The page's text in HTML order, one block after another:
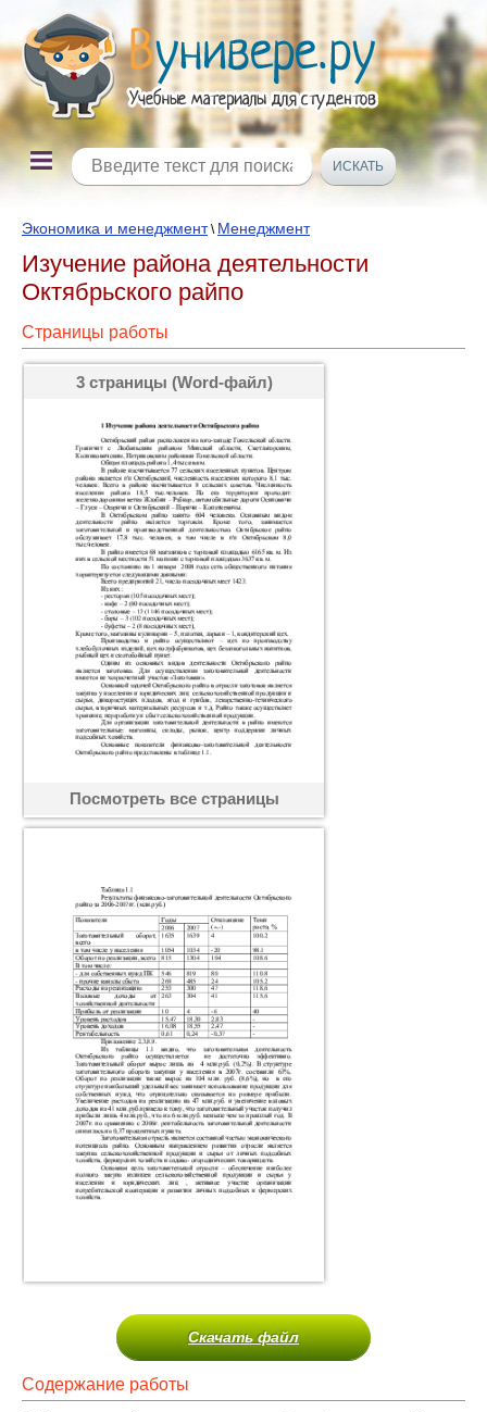
Экономика и менеджмент\ Менеджмент
Изучение района деятельности
Октябрьского райпо
Страницы работы
3 страницы (Word-файл)
Посмотреть все страницы
Скачать файл
Содержание работы